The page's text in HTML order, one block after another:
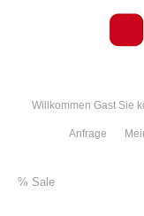
Willkommen Gast Sie
Anfrage
% Sale